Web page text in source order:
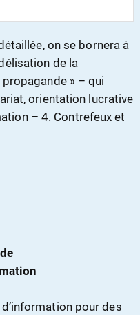
on se bornera à
de la
» – qui
orientation lucrative
– 4. Contrefeux et
pour des